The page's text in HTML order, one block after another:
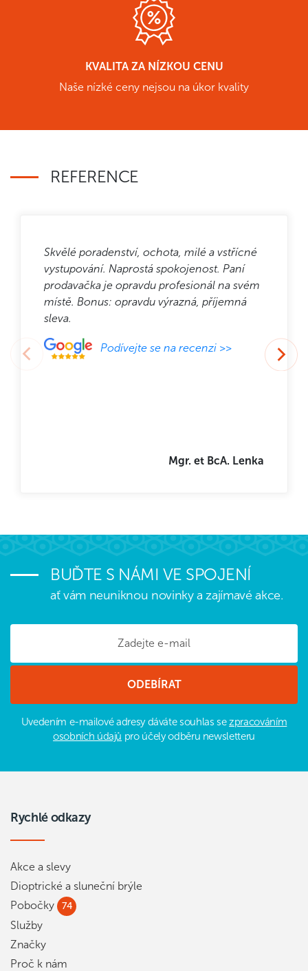
KVALITA ZA NÍZKOU CENU
Naše nízké ceny nejsou na úkor kvality
REFERENCE
Skvělé poradenství, ochota, milé a vstřícné
vystupování. Naprostá spokojenost. Paní
prodavačka je opravdu profesionál na svém
místě. Bonus: opravdu výrazná, příjemná
sleva.
Podívejte se na recenzi >>
Mgr. et BcA. Lenka
BUĎTE S NÁMI VE SPOJENÍ
ať vám neuniknou novinky a zajímavé akce.
Uvedením e-mailové adresy dáváte souhlas sezpracováním
osobních údajů pro účely odběru newsletteru
Rychlé odkazy
Akce a slevy
Dioptrické a sluneční brýle
Pobočky
74
Služby
Značky
Proč k nám